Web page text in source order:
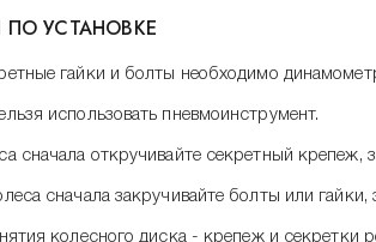
УСТАНОВКЕ
гайки и болты необходимо
использовать пневмоинструмент.
сначала откручивайте секретный крепеж,
сначала закручивайте болты или
колесного диска - крепеж и